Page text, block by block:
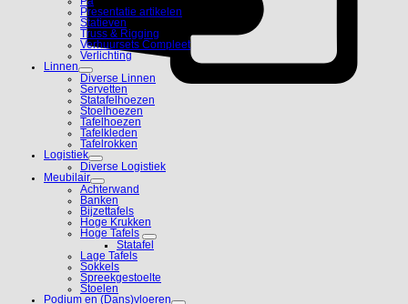
Presentatie artikelen
Statieven
Truss & Rigging
Verhuursets Compleet
Verlichting
Linnen
Diverse Linnen
Servetten
Statafelhoezen
Stoelhoezen
Tafelhoezen
Tafelkleden
Tafelrokken
Logistiek
Diverse Logistiek
Meubilair
Achterwand
Banken
Bijzettafels
Hoge Krukken
Hoge Tafels
Statafel
Lage Tafels
Sokkels
Spreekgestoelte
Stoelen
Podium en (Dans)vloeren